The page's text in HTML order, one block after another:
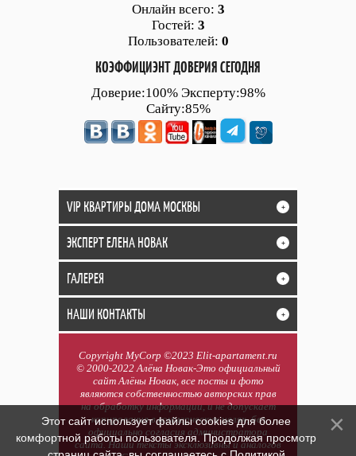
Онлайн всего: 3
Гостей: 3
Пользователей: 0
КОЭФФИЦИЭНТ ДОВЕРИЯ СЕГОДНЯ
Доверие:100% Эксперту:98%
Сайту:85%
VIP КВАРТИРЫ ДОМА МОСКВЫ +
ЭКСПЕРТ ЕЛЕНА НОВАК +
ГАЛЕРЕЯ +
НАШИ КОНТАКТЫ +
Copyright MyCorp ©2023 Elit-apartament.ru
© 2000-2022 Алёна Новак-Это официальный
сайт Алёны Новак, все посты и фото
являются собственностью авторских прав
на обработку информации, и не допускает
копирования в коммерческих целях, без
официально согласия администратора
сайта. Наши тексты эксклюзивны и аналогов
Этот сайт использует файлы cookies для более
комфортной работы пользователя. Продолжая просмотр